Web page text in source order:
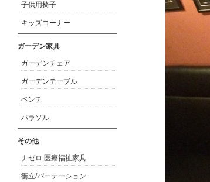
子供用椅子
キッズコーナー
ガーデン家具
ガーデンチェア
ガーデンテーブル
ベンチ
パラソル
その他
ナゼロ 医療福祉家具
衝立/パーテーション